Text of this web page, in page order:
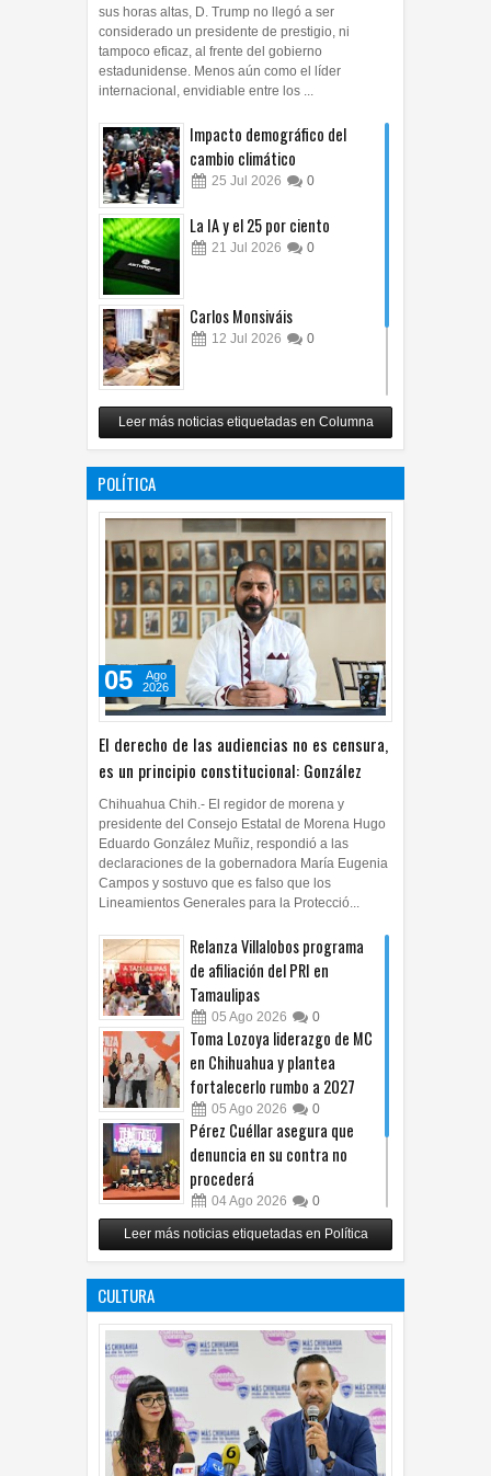
sus horas altas, D. Trump no llegó a ser
considerado un presidente de prestigio, ni
tampoco eficaz, al frente del gobierno
estadunidense. Menos aún como el líder
internacional, envidiable entre los ...
Impacto demográfico del
cambio climático
25 Jul 2026 0
La IA y el 25 por ciento
21 Jul 2026 0
Carlos Monsiváis
12 Jul 2026 0
Revuelo en la inteligencia
artificial
07 Jul 2026 0
Leer más noticias etiquetadas en Columna
POLÍTICA
El derecho de las audiencias no es censura,
es un principio constitucional: González
05
Ago
2026
Chihuahua Chih.- El regidor de morena y
presidente del Consejo Estatal de Morena Hugo
Eduardo González Muñiz, respondió a las
declaraciones de la gobernadora María Eugenia
Campos y sostuvo que es falso que los
Lineamientos Generales para la Protecció...
Relanza Villalobos programa
de afiliación del PRI en
Tamaulipas
05 Ago 2026 0
Toma Lozoya liderazgo de MC
en Chihuahua y plantea
fortalecerlo rumbo a 2027
05 Ago 2026 0
Pérez Cuéllar asegura que
denuncia en su contra no
procederá
04Ago 2026 0
Respalda Morena Chihuahua
propuesta sobre derechos de
Leer más noticias etiquetadas en Política
CULTURA